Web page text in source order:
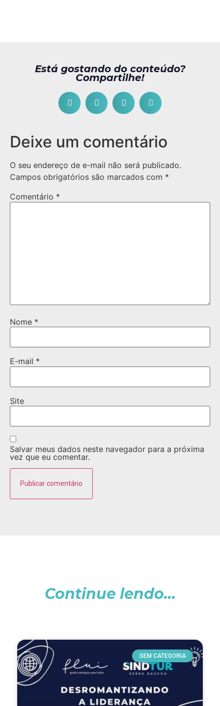
Está gostando do conteúdo?
Compartilhe!
Deixe um comentário
O seu endereço de e-mail não será publicado.
Campos obrigatórios são marcados com *
Comentário *
Nome *
E-mail *
Site
Salvar meus dados neste navegador para a próxima
vez que eu comentar.
Continue lendo...
SEM CATEGORIA